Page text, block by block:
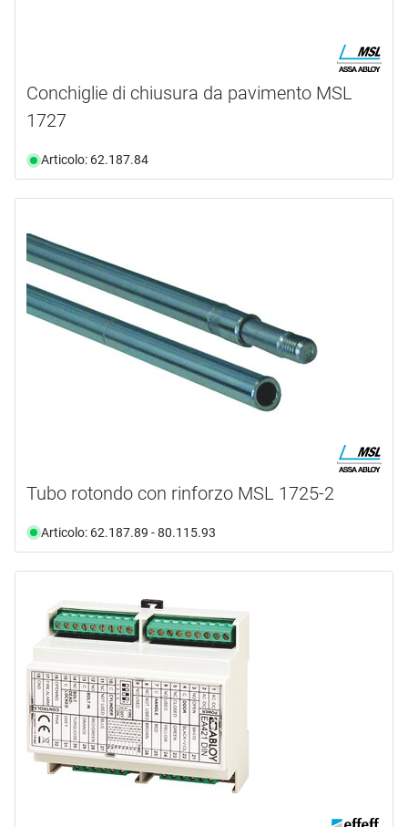
Conchiglie di chiusura da pavimento MSL
1727
Articolo: 62.187.84
Tubo rotondo con rinforzo MSL 1725-2
Articolo: 62.187.89 - 80.115.93